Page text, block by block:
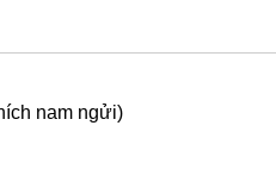
nam ngửi)